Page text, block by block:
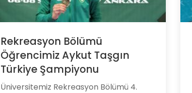
Rekreasyon Bölümü
Öğrencimiz Aykut Taşgın
Türkiye Şampiyonu
Üniversitemiz Rekreasyon Bölümü 4.